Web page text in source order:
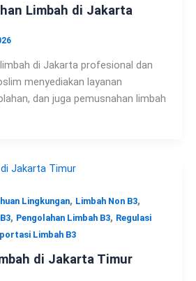
Limbah di Jakarta
di Jakarta profesional dan
menyediakan layanan
dan juga pemusnahan limbah
Lingkungan, Limbah Non B3,
, Pengolahan Limbah B3, Regulasi
Limbah B3
di Jakarta Timur